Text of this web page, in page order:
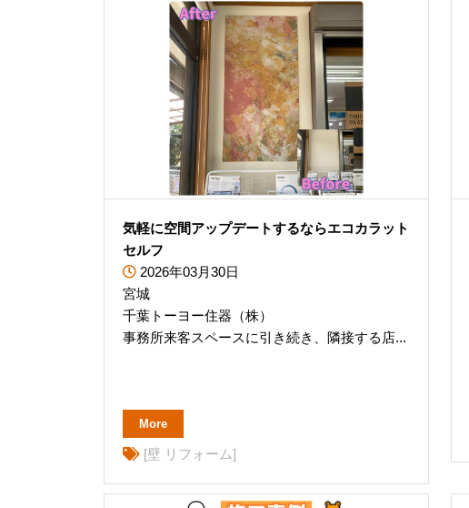
気軽に空間アップデートするならエコカラット
セルフ
2026年03月30日
宮城
千葉トーヨー住器（株）
事務所来客スペースに引き続き、隣接する店...
More
[壁 リフォーム]